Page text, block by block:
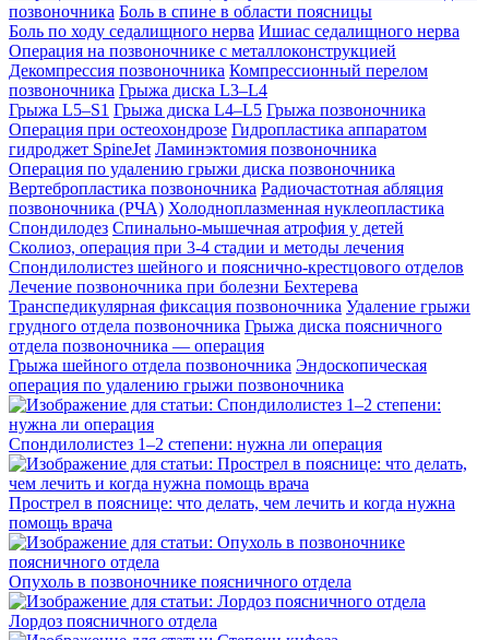
позвоночника Боль в спине в области поясницы
Боль по ходу седалищного нерва Ишиас седалищного нерва
Операция на позвоночнике с металлоконструкцией
Декомпрессия позвоночника Компрессионный перелом
позвоночника Грыжа диска L3–L4
Грыжа L5–S1 Грыжа диска L4–L5 Грыжа позвоночника
Операция при остеохондрозе Гидропластика аппаратом
гидроджет SpineJet Ламинэктомия позвоночника
Операция по удалению грыжи диска позвоночника
Вертебропластика позвоночника Радиочастотная абляция
позвоночника (РЧА) Холодноплазменная нуклеопластика
Спондилодез Спинально-мышечная атрофия у детей
Сколиоз, операция при 3-4 стадии и методы лечения
Спондилолистез шейного и пояснично-крестцового отделов
Лечение позвоночника при болезни Бехтерева
Транспедикулярная фиксация позвоночника Удаление грыжи
грудного отдела позвоночника Грыжа диска поясничного
отдела позвоночника — операция
Грыжа шейного отдела позвоночника Эндоскопическая
операция по удалению грыжи позвоночника
Спондилолистез 1–2 степени: нужна ли операция
Прострел в пояснице: что делать, чем лечить и когда нужна
помощь врача
Опухоль в позвоночнике поясничного отдела
Лордоз поясничного отдела